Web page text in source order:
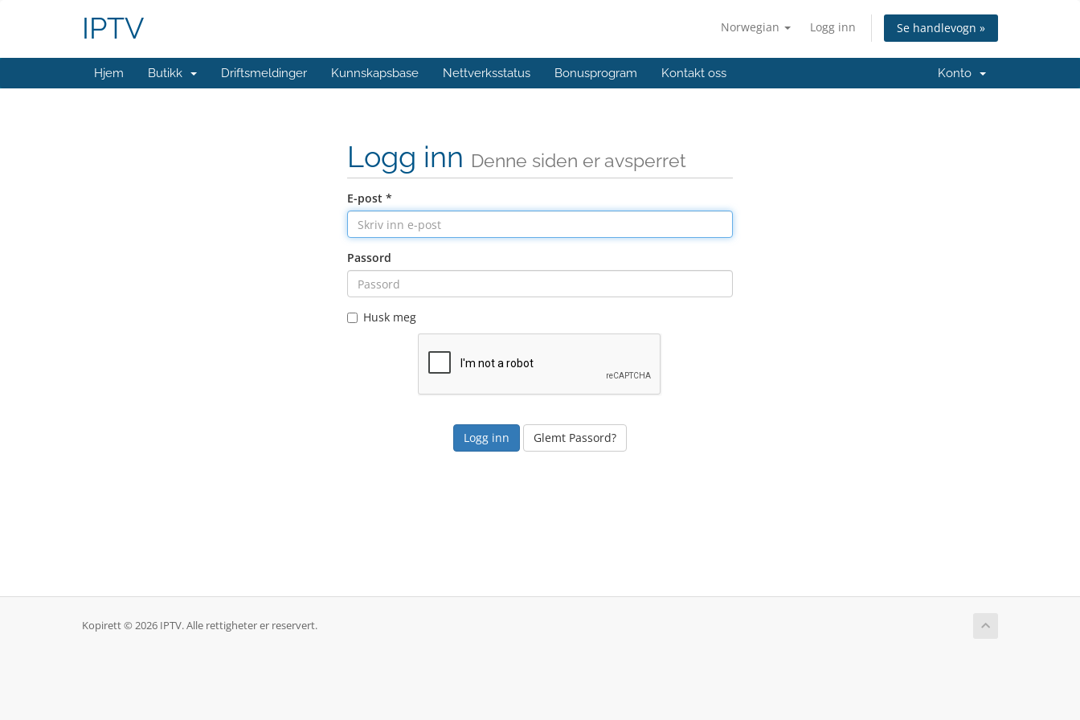
Norwegian Logg inn Se handlevogn »
IPTV
Hjem Butikk Driftsmeldinger Kunnskapsbase Nettverksstatus Bonusprogram Kontakt oss Konto
Logg inn Denne siden er avsperret
E-post *
Passord
Husk meg
Glemt Passord?
Kopirett © 2026 IPTV. Alle rettigheter er reservert.